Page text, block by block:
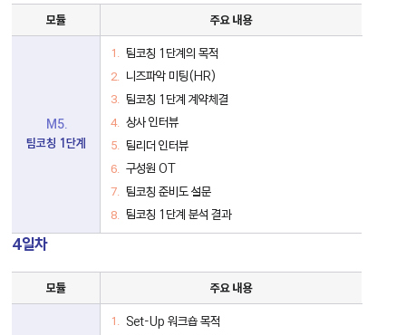
팀
칭
모듈 주요 내용
M5.
팀코칭 1단계
팀코칭 1단계의 목적
니즈파악 미팅(HR)
팀코칭 1단계 계약체결
상사 인터뷰
팀리더 인터뷰
구성원 OT
팀코칭 준비도 설문
팀코칭 1단계 분석 결과
4일차
팀
칭
모듈 주요 내용
Set-Up 워크숍 목적